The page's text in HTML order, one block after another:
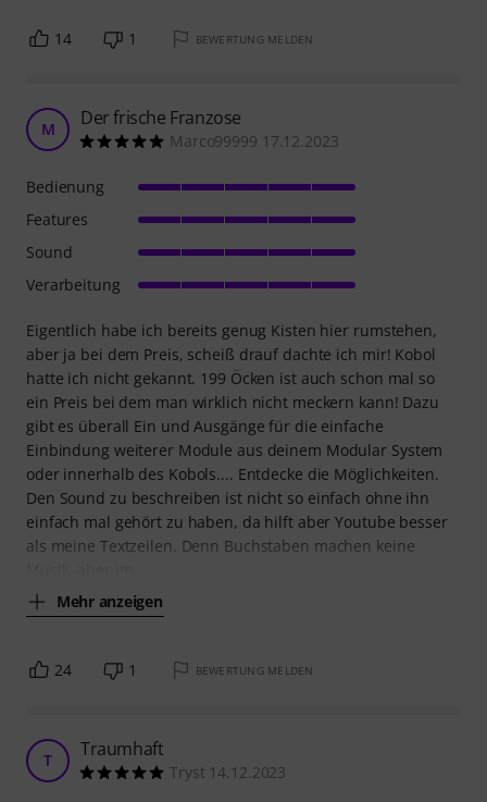
14 1 BEWERTUNG MELDEN
M Der frische Franzose
Marco99999 17.12.2023
Eigentlich habe ich bereits genug Kisten hier rumstehen,
aber ja bei dem Preis, scheiß drauf dachte ich mir! Kobol
hatte ich nicht gekannt. 199 Öcken ist auch schon mal so
ein Preis bei dem man wirklich nicht meckern kann! Dazu
gibt es überall Ein und Ausgänge für die einfache
Einbindung weiterer Module aus deinem Modular System
oder innerhalb des Kobols.... Entdecke die Möglichkeiten.
Den Sound zu beschreiben ist nicht so einfach ohne ihn
einfach mal gehört zu haben, da hilft aber Youtube besser
als meine Textzeilen. Denn Buchstaben machen keine
Mehr anzeigen
Bedienung
Features
Sound
Verarbeitung
24 1 BEWERTUNG MELDEN
T Traumhaft
Tryst 14.12.2023